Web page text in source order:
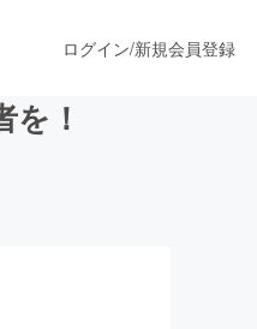
ログイン/新規会員登録
！